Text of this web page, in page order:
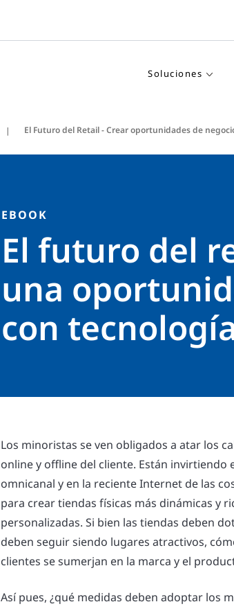
Soluciones
El Futuro del Retail - Crear oportunidades de
EBOOK
El futuro del
una
con
Los minoristas se ven obligados a atar los
online y offline del cliente. Están invirtiendo
omnicanal y en la reciente Internet de las
para crear tiendas físicas más dinámicas y
personalizadas. Si bien las tiendas deben
deben seguir siendo lugares atractivos,
clientes se sumerjan en la marca y el
Así pues, ¿qué medidas deben adoptar los